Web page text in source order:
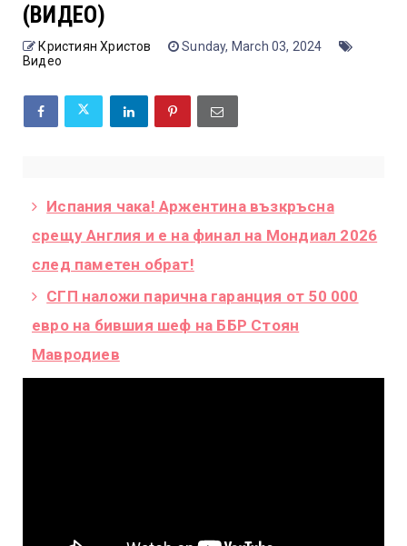
(ВИДЕО)
Кристиян Христов
Sunday, March 03, 2024
Видео
Испания чака! Аржентина възкръсна
срещу Англия и е на финал на Мондиал 2026
след паметен обрат!
СГП наложи парична гаранция от 50 000
евро на бившия шеф на ББР Стоян
Мавродиев